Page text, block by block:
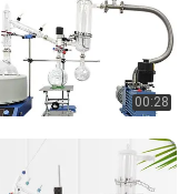
00:28